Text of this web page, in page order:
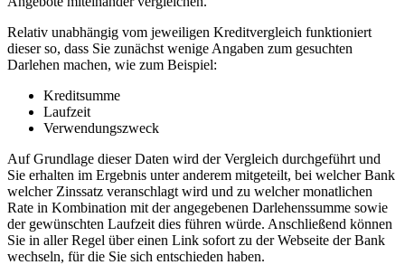
Relativ unabhängig vom jeweiligen Kreditvergleich funktioniert
dieser so, dass Sie zunächst wenige Angaben zum gesuchten
Darlehen machen, wie zum Beispiel:
Kreditsumme
Laufzeit
Verwendungszweck
Auf Grundlage dieser Daten wird der Vergleich durchgeführt und
Sie erhalten im Ergebnis unter anderem mitgeteilt, bei welcher Bank
welcher Zinssatz veranschlagt wird und zu welcher monatlichen
Rate in Kombination mit der angegebenen Darlehenssumme sowie
der gewünschten Laufzeit dies führen würde. Anschließend können
Sie in aller Regel über einen Link sofort zu der Webseite der Bank
wechseln, für die Sie sich entschieden haben.